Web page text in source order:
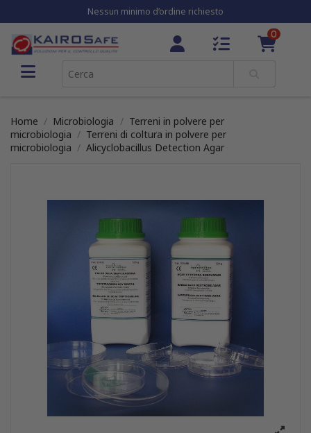
Nessun minimo d’ordine richiesto
0
Home Microbiologia
Terreni in polvere per
microbiologia
Terreni di coltura in polvere per
microbiologia
Alicyclobacillus Detection Agar